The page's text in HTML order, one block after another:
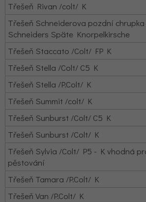
Třešeň Rivan /colt/ K
Třešeň Schneiderova pozdní
Schneiders Späte Knorpelkirsche
Třešeň Staccato /Colt/ FP K
Třešeň Stella /Colt/ C5 K
Třešeň Stella /P.Colt/ K
Třešeň Summit /colt/ K
Třešeň Sunburst /Colt/ C5 K
Třešeň Sunburst /Colt/ K
Třešeň Sylvia /Colt/ P5 - K vhodná
pěstování
Třešeň Tamara /P.Colt/ K
Třešeň Van /P.Colt/ K